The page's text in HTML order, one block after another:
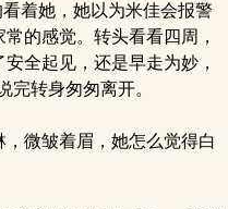
着她，她以为米佳会报警
的感觉。转头看看四周，
全起见，还是早走为妙，
完转身匆匆离开。
微皱着眉，她怎么觉得白